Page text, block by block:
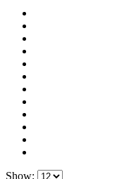
Show: